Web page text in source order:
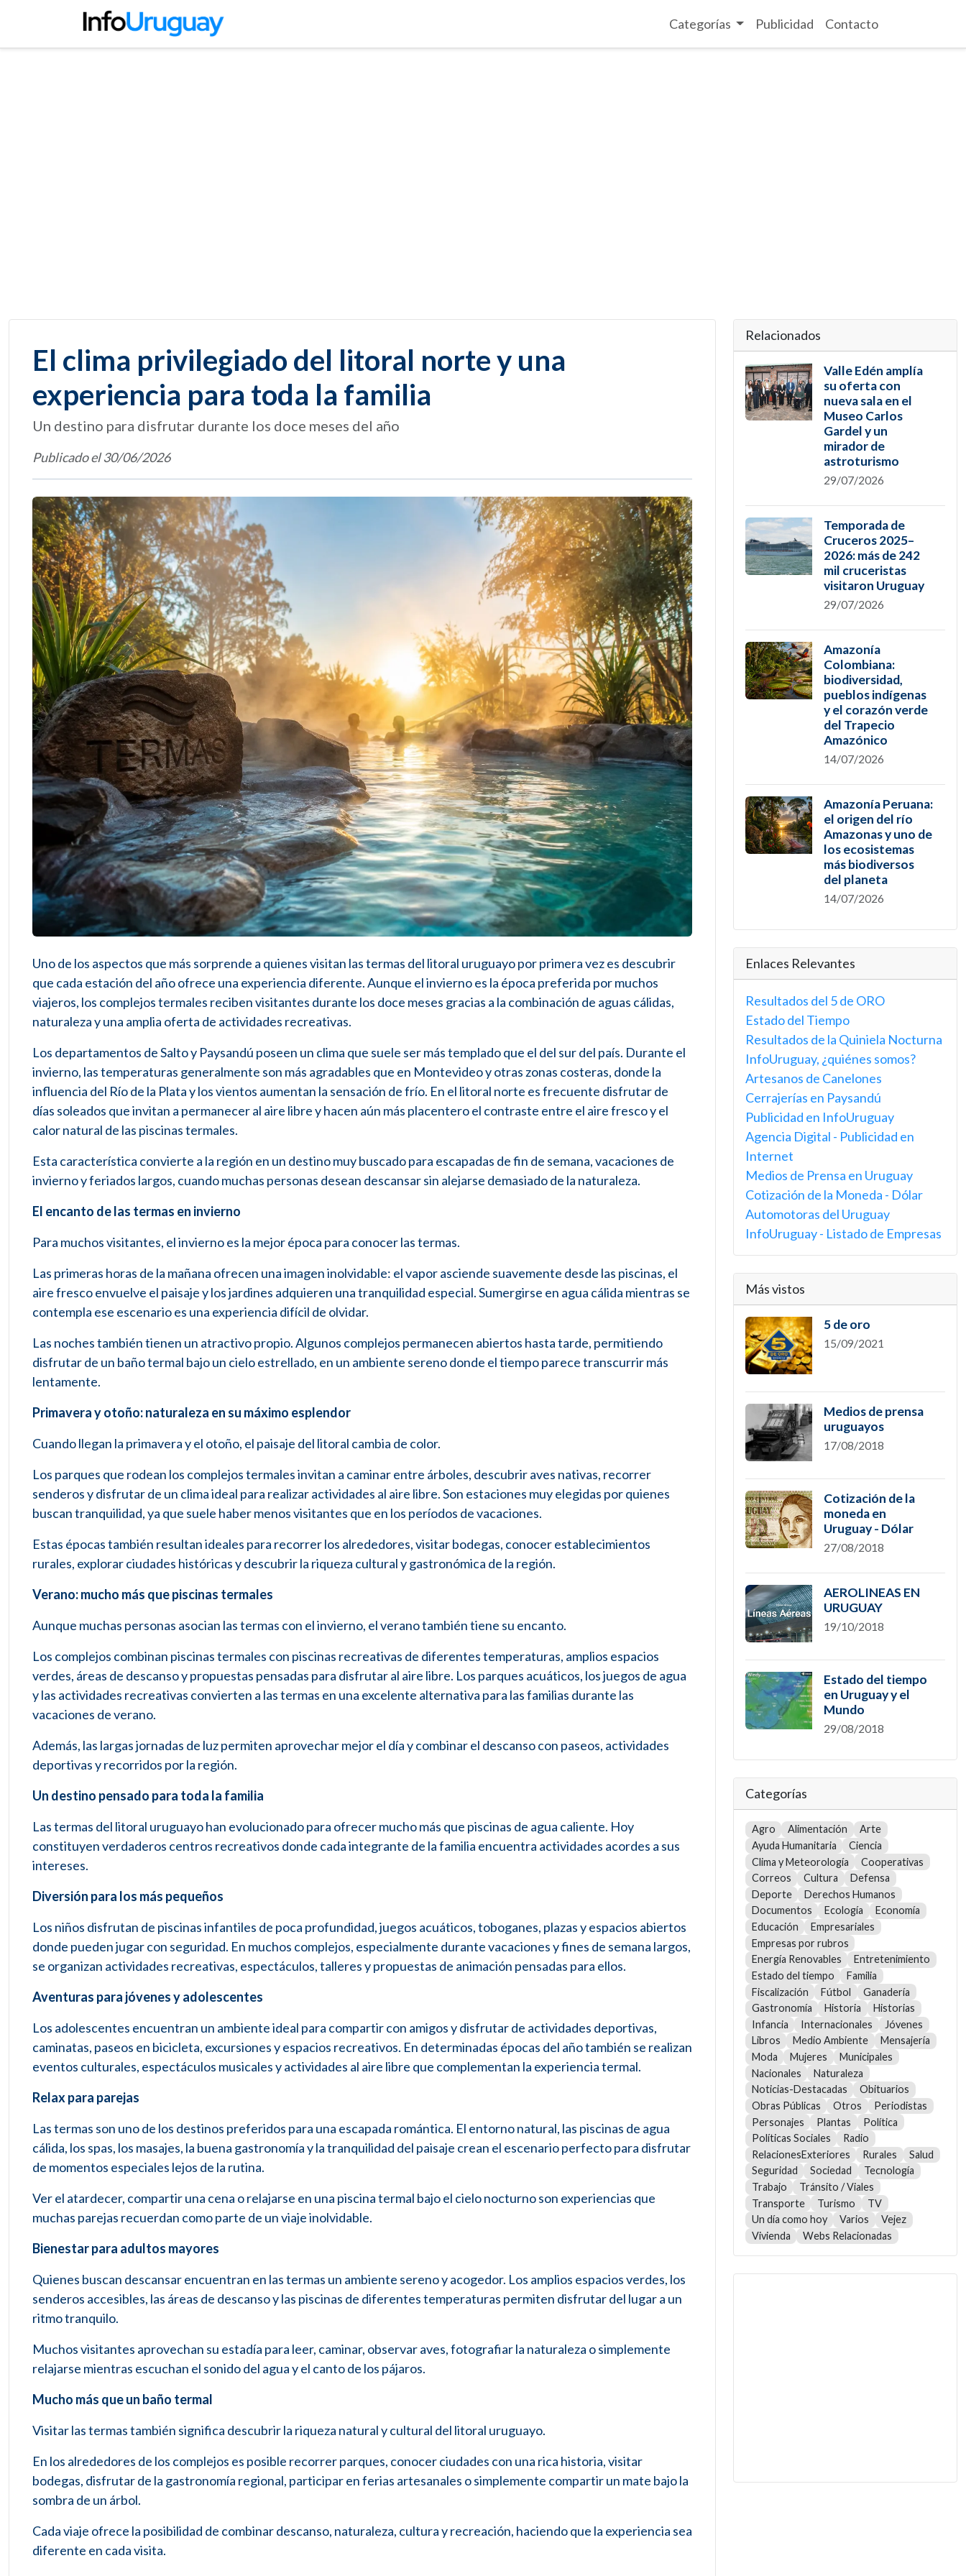
Categorías Publicidad Contacto
El clima privilegiado del litoral norte y una
experiencia para toda la familia
Un destino para disfrutar durante los doce meses del año
Publicado el 30/06/2026
Uno de los aspectos que más sorprende a quienes visitan las termas del litoral uruguayo por primera vez es descubrir
que cada estación del año ofrece una experiencia diferente. Aunque el invierno es la época preferida por muchos
viajeros, los complejos termales reciben visitantes durante los doce meses gracias a la combinación de aguas cálidas,
naturaleza y una amplia oferta de actividades recreativas.
Los departamentos de Salto y Paysandú poseen un clima que suele ser más templado que el del sur del país. Durante el
invierno, las temperaturas generalmente son más agradables que en Montevideo y otras zonas costeras, donde la
influencia del Río de la Plata y los vientos aumentan la sensación de frío. En el litoral norte es frecuente disfrutar de
días soleados que invitan a permanecer al aire libre y hacen aún más placentero el contraste entre el aire fresco y el
calor natural de las piscinas termales.
Esta característica convierte a la región en un destino muy buscado para escapadas de fin de semana, vacaciones de
invierno y feriados largos, cuando muchas personas desean descansar sin alejarse demasiado de la naturaleza.
El encanto de las termas en invierno
Para muchos visitantes, el invierno es la mejor época para conocer las termas.
Las primeras horas de la mañana ofrecen una imagen inolvidable: el vapor asciende suavemente desde las piscinas, el
aire fresco envuelve el paisaje y los jardines adquieren una tranquilidad especial. Sumergirse en agua cálida mientras se
contempla ese escenario es una experiencia difícil de olvidar.
Las noches también tienen un atractivo propio. Algunos complejos permanecen abiertos hasta tarde, permitiendo
disfrutar de un baño termal bajo un cielo estrellado, en un ambiente sereno donde el tiempo parece transcurrir más
lentamente.
Primavera y otoño: naturaleza en su máximo esplendor
Cuando llegan la primavera y el otoño, el paisaje del litoral cambia de color.
Los parques que rodean los complejos termales invitan a caminar entre árboles, descubrir aves nativas, recorrer
senderos y disfrutar de un clima ideal para realizar actividades al aire libre. Son estaciones muy elegidas por quienes
buscan tranquilidad, ya que suele haber menos visitantes que en los períodos de vacaciones.
Estas épocas también resultan ideales para recorrer los alrededores, visitar bodegas, conocer establecimientos
rurales, explorar ciudades históricas y descubrir la riqueza cultural y gastronómica de la región.
Verano: mucho más que piscinas termales
Aunque muchas personas asocian las termas con el invierno, el verano también tiene su encanto.
Los complejos combinan piscinas termales con piscinas recreativas de diferentes temperaturas, amplios espacios
verdes, áreas de descanso y propuestas pensadas para disfrutar al aire libre. Los parques acuáticos, los juegos de agua
y las actividades recreativas convierten a las termas en una excelente alternativa para las familias durante las
vacaciones de verano.
Además, las largas jornadas de luz permiten aprovechar mejor el día y combinar el descanso con paseos, actividades
deportivas y recorridos por la región.
Un destino pensado para toda la familia
Las termas del litoral uruguayo han evolucionado para ofrecer mucho más que piscinas de agua caliente. Hoy
constituyen verdaderos centros recreativos donde cada integrante de la familia encuentra actividades acordes a sus
intereses.
Diversión para los más pequeños
Los niños disfrutan de piscinas infantiles de poca profundidad, juegos acuáticos, toboganes, plazas y espacios abiertos
donde pueden jugar con seguridad. En muchos complejos, especialmente durante vacaciones y fines de semana largos,
se organizan actividades recreativas, espectáculos, talleres y propuestas de animación pensadas para ellos.
Aventuras para jóvenes y adolescentes
Los adolescentes encuentran un ambiente ideal para compartir con amigos y disfrutar de actividades deportivas,
caminatas, paseos en bicicleta, excursiones y espacios recreativos. En determinadas épocas del año también se realizan
eventos culturales, espectáculos musicales y actividades al aire libre que complementan la experiencia termal.
Relax para parejas
Las termas son uno de los destinos preferidos para una escapada romántica. El entorno natural, las piscinas de agua
cálida, los spas, los masajes, la buena gastronomía y la tranquilidad del paisaje crean el escenario perfecto para disfrutar
de momentos especiales lejos de la rutina.
Ver el atardecer, compartir una cena o relajarse en una piscina termal bajo el cielo nocturno son experiencias que
muchas parejas recuerdan como parte de un viaje inolvidable.
Bienestar para adultos mayores
Quienes buscan descansar encuentran en las termas un ambiente sereno y acogedor. Los amplios espacios verdes, los
senderos accesibles, las áreas de descanso y las piscinas de diferentes temperaturas permiten disfrutar del lugar a un
ritmo tranquilo.
Muchos visitantes aprovechan su estadía para leer, caminar, observar aves, fotografiar la naturaleza o simplemente
relajarse mientras escuchan el sonido del agua y el canto de los pájaros.
Mucho más que un baño termal
Visitar las termas también significa descubrir la riqueza natural y cultural del litoral uruguayo.
En los alrededores de los complejos es posible recorrer parques, conocer ciudades con una rica historia, visitar
bodegas, disfrutar de la gastronomía regional, participar en ferias artesanales o simplemente compartir un mate bajo la
sombra de un árbol.
Cada viaje ofrece la posibilidad de combinar descanso, naturaleza, cultura y recreación, haciendo que la experiencia sea
diferente en cada visita.
Relacionados
Valle Edén amplía
su oferta con
nueva sala en el
Museo Carlos
Gardel y un
mirador de
astroturismo
29/07/2026
Temporada de
Cruceros 2025–
2026: más de 242
mil cruceristas
visitaron Uruguay
29/07/2026
Amazonía
Colombiana:
biodiversidad,
pueblos indígenas
y el corazón verde
del Trapecio
Amazónico
14/07/2026
Amazonía Peruana:
el origen del río
Amazonas y uno de
los ecosistemas
más biodiversos
del planeta
14/07/2026
Enlaces Relevantes
Resultados del 5 de ORO
Estado del Tiempo
Resultados de la Quiniela Nocturna
InfoUruguay, ¿quiénes somos?
Artesanos de Canelones
Cerrajerías en Paysandú
Publicidad en InfoUruguay
Agencia Digital - Publicidad en
Internet
Medios de Prensa en Uruguay
Cotización de la Moneda - Dólar
Automotoras del Uruguay
InfoUruguay - Listado de Empresas
Más vistos
5 de oro
15/09/2021
Medios de prensa
uruguayos
17/08/2018
Cotización de la
moneda en
Uruguay - Dólar
27/08/2018
AEROLINEAS EN
URUGUAY
19/10/2018
Estado del tiempo
en Uruguay y el
Mundo
29/08/2018
Categorías
Agro Alimentación
Arte
Ayuda Humanitaria
Ciencia
Clima y Meteorología
Cooperativas
Correos
Cultura
Defensa
Deporte
Derechos Humanos
Documentos
Ecología
Economía
Educación
Empresariales
Empresas por rubros
Energía Renovables
Entretenimiento
Estado del tiempo
Familia
Fiscalización
Fútbol
Ganadería
Gastronomía
Historia
Historias
Infancia
Internacionales
Jóvenes
Libros
Medio Ambiente
Mensajería
Moda
Mujeres
Municipales
Nacionales
Naturaleza
Noticias-Destacadas
Obituarios
Obras Públicas
Otros
Periodistas
Personajes
Plantas
Política
Políticas Sociales
Radio
RelacionesExteriores
Rurales
Salud
Seguridad
Sociedad
Tecnología
Trabajo
Tránsito / Viales
Transporte
Turismo
TV
Un día como hoy
Varios
Vejez
Vivienda
Webs Relacionadas